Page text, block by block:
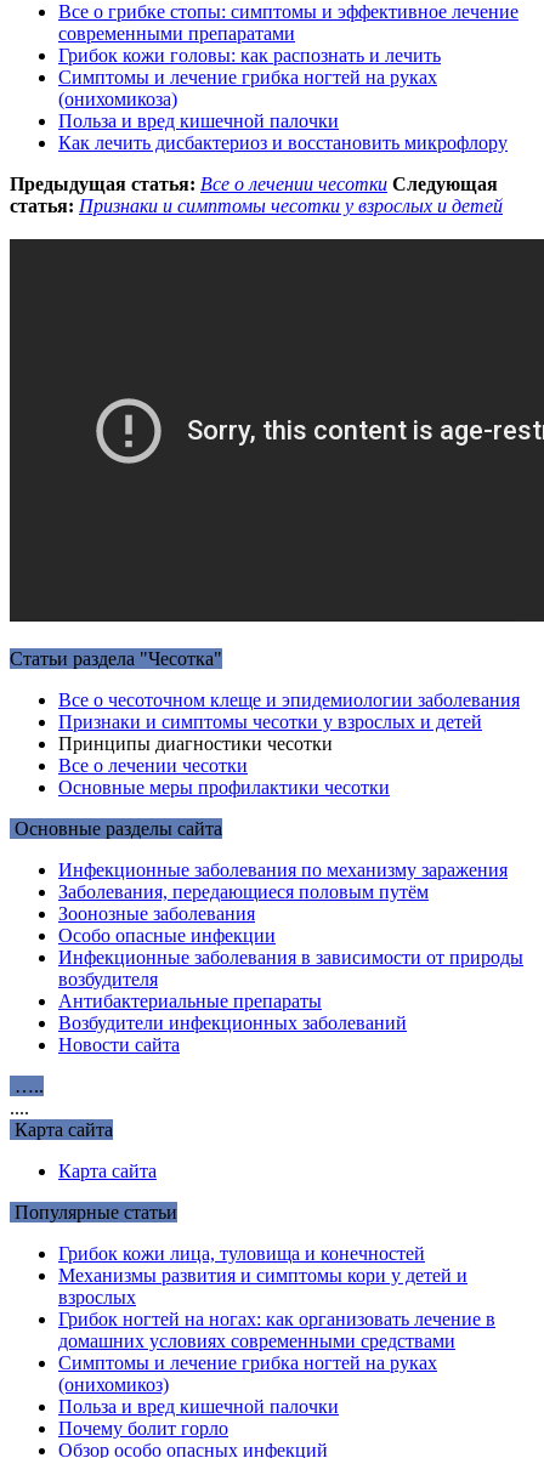
Все о грибке стопы: симптомы и эффективное лечение
современными препаратами
Грибок кожи головы: как распознать и лечить
Симптомы и лечение грибка ногтей на руках
(онихомикоза)
Польза и вред кишечной палочки
Как лечить дисбактериоз и восстановить микрофлору
Предыдущая статья: Все о лечении чесотки Следующая
статья: Признаки и симптомы чесотки у взрослых и детей
Статьи раздела "Чесотка"
Все о чесоточном клеще и эпидемиологии заболевания
Признаки и симптомы чесотки у взрослых и детей
Принципы диагностики чесотки
Все о лечении чесотки
Основные меры профилактики чесотки
Основные разделы сайта
Инфекционные заболевания по механизму заражения
Заболевания, передающиеся половым путём
Зоонозные заболевания
Особо опасные инфекции
Инфекционные заболевания в зависимости от природы
возбудителя
Антибактериальные препараты
Возбудители инфекционных заболеваний
Новости сайта
…..
....
Карта сайта
Карта сайта
Популярные статьи
Грибок кожи лица, туловища и конечностей
Механизмы развития и симптомы кори у детей и
взрослых
Грибок ногтей на ногах: как организовать лечение в
домашних условиях современными средствами
Симптомы и лечение грибка ногтей на руках
(онихомикоз)
Польза и вред кишечной палочки
Почему болит горло
Обзор особо опасных инфекций